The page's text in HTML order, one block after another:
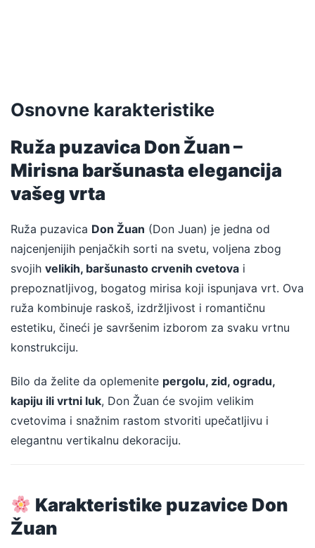
Osnovne karakteristike
Ruža puzavica Don Žuan –
Mirisna baršunasta elegancija
vašeg vrta
Ruža puzavica Don Žuan (Don Juan) je jedna od
najcenjenijih penjačkih sorti na svetu, voljena zbog
svojih velikih, baršunasto crvenih cvetova i
prepoznatljivog, bogatog mirisa koji ispunjava vrt. Ova
ruža kombinuje raskoš, izdržljivost i romantičnu
estetiku, čineći je savršenim izborom za svaku vrtnu
konstrukciju.
Bilo da želite da oplemenite pergolu, zid, ogradu,
kapiju ili vrtni luk, Don Žuan će svojim velikim
cvetovima i snažnim rastom stvoriti upečatljivu i
elegantnu vertikalnu dekoraciju.
Karakteristike puzavice Don
Žuan